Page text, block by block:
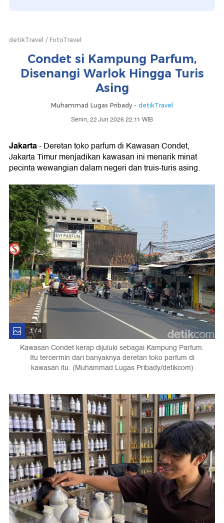
detikTravel FotoTravel
Condet si Kampung Parfum,
Disenangi Warlok Hingga Turis
Asing
Muhammad Lugas Pribady - detikTravel
Senin, 22 Jun 2026 22:11 WIB
Jakarta- Deretan toko parfum di Kawasan Condet,
Jakarta Timur menjadikan kawasan ini menarik minat
pecinta wewangian dalam negeri dan truis-turis asing.
1 / 4
Kawasan Condet kerap dijuluki sebagai Kampung Parfum.
Itu tercermin dari banyaknya deretan toko parfum di
kawasan itu. (Muhammad Lugas Pribady/detikcom)